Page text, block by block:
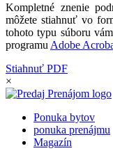
Kompletné znenie
môžete stiahnuť vo
tohoto typu súboru
programu Adobe
Stiahnuť PDF
×
Ponuka bytov
ponuka prenájmu
Magazín